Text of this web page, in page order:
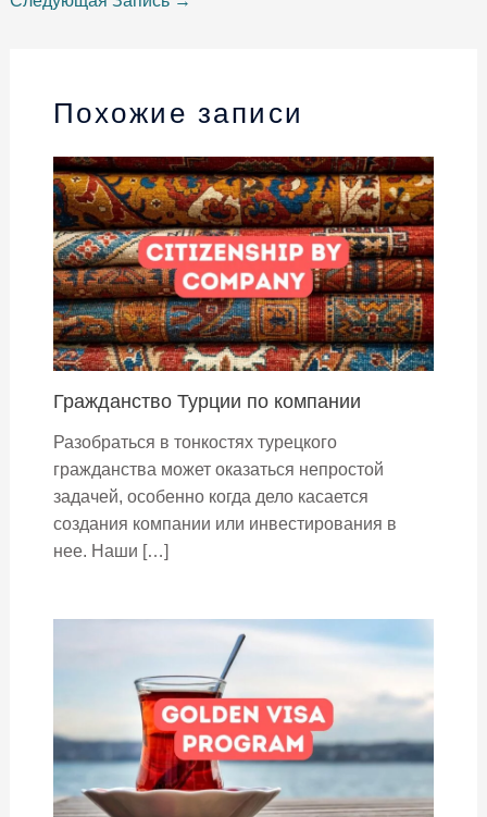
Похожие записи
Гражданство Турции по компании
Разобраться в тонкостях турецкого
гражданства может оказаться непростой
задачей, особенно когда дело касается
создания компании или инвестирования в
нее. Наши […]